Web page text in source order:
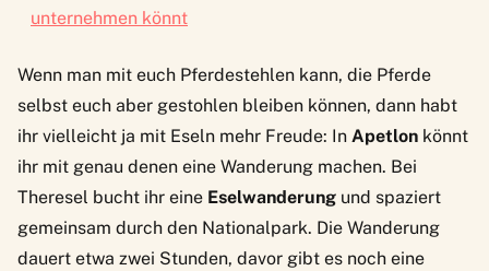
unternehmen könnt
Wenn man mit euch Pferdestehlen kann, die Pferde
selbst euch aber gestohlen bleiben können, dann habt
ihr vielleicht ja mit Eseln mehr Freude: In Apetlon könnt
ihr mit genau denen eine Wanderung machen. Bei
Theresel bucht ihr eine Eselwanderung und spaziert
gemeinsam durch den Nationalpark. Die Wanderung
dauert etwa zwei Stunden, davor gibt es noch eine